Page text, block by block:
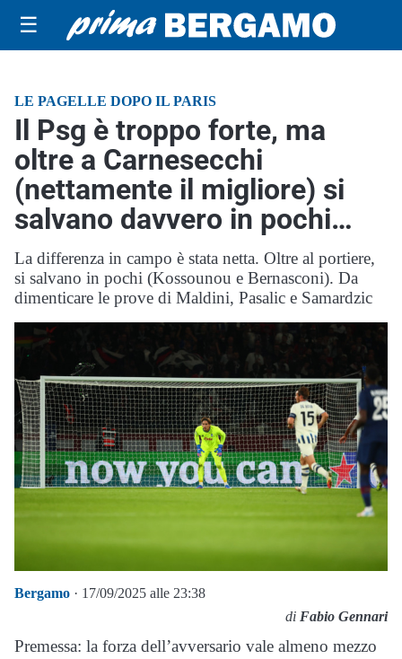
☰
LE PAGELLE DOPO IL PARIS
Il Psg è troppo forte, ma
oltre a Carnesecchi
(nettamente il migliore) si
salvano davvero in pochi…
La differenza in campo è stata netta. Oltre al portiere,
si salvano in pochi (Kossounou e Bernasconi). Da
dimenticare le prove di Maldini, Pasalic e Samardzic
Bergamo · 17/09/2025 alle 23:38
di Fabio Gennari
Premessa: la forza dell’avversario vale almeno mezzo